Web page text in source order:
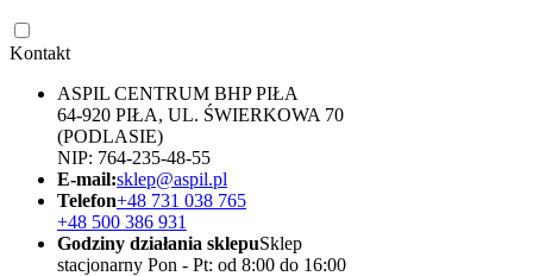
Kontakt
ASPIL CENTRUM BHP PIŁA
64-920 PIŁA, UL. ŚWIERKOWA 70
(PODLASIE)
NIP: 764-235-48-55
E-mail:sklep@aspil.pl
Telefon+48 731 038 765
+48 500 386 931
Godziny działania sklepuSklep
stacjonarny Pon - Pt: od 8:00 do 16:00